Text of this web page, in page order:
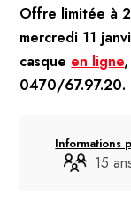
Offre limitée à
mercredi 11
casque en ligne,
0470/67.97.20.
Informations
15